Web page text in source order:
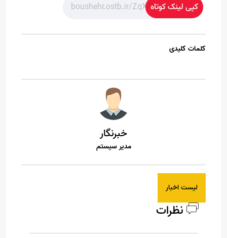
کپی لینک کوتاه
کلمات کلیدی
خبرنگار
مدیر سیستم
لیست اخبار
نظرات